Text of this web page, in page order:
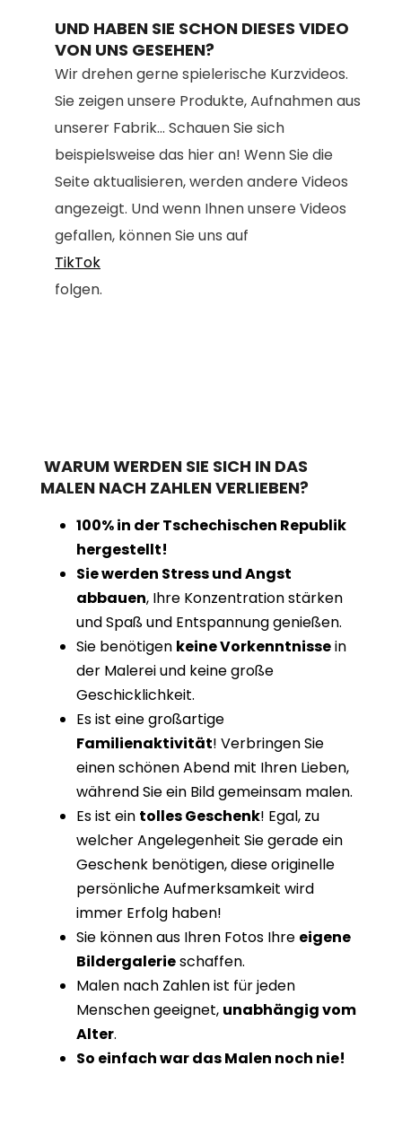
UND HABEN SIE SCHON DIESES VIDEO
VON UNS GESEHEN?
Wir drehen gerne spielerische Kurzvideos.
Sie zeigen unsere Produkte, Aufnahmen aus
unserer Fabrik... Schauen Sie sich
beispielsweise das hier an! Wenn Sie die
Seite aktualisieren, werden andere Videos
angezeigt. Und wenn Ihnen unsere Videos
gefallen, können Sie uns auf
TikTok
folgen.
WARUM WERDEN SIE SICH IN DAS
MALEN NACH ZAHLEN VERLIEBEN?
100% in der Tschechischen Republik
hergestellt!
Sie werden Stress und Angst
abbauen, Ihre Konzentration stärken
und Spaß und Entspannung genießen.
Sie benötigen keine Vorkenntnissein
der Malerei und keine große
Geschicklichkeit.
Es ist eine großartige
Familienaktivität! Verbringen Sie
einen schönen Abend mit Ihren Lieben,
während Sie ein Bild gemeinsam malen.
Es ist ein tolles Geschenk! Egal, zu
welcher Angelegenheit Sie gerade ein
Geschenk benötigen, diese originelle
persönliche Aufmerksamkeit wird
immer Erfolg haben!
Sie können aus Ihren Fotos Ihre eigene
Bildergalerieschaffen.
Malen nach Zahlen ist für jeden
Menschen geeignet, unabhängig vom
Alter.
So einfach war das Malen noch nie!